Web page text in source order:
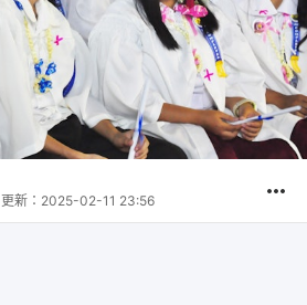
更新： 2025-02-11 23:56